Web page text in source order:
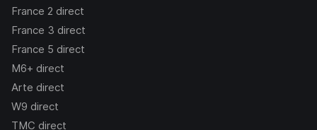
France 2 direct
France 3 direct
France 5 direct
M6+ direct
Arte direct
W9 direct
TMC direct